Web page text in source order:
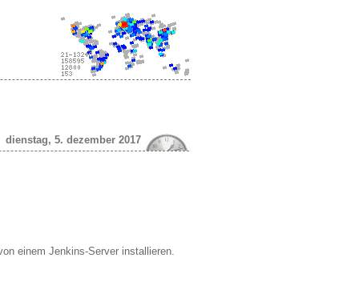
dienstag, 5. dezember 2017
einem Jenkins-Server installieren.